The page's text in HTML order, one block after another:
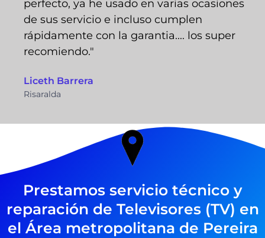
perfecto, ya he usado en varias ocasiones
de sus servicio e incluso cumplen
rápidamente con la garantia.... los super
recomiendo."
Liceth Barrera
Risaralda
Prestamos servicio técnico y
reparación de Televisores (TV) en
el Área metropolitana de Pereira